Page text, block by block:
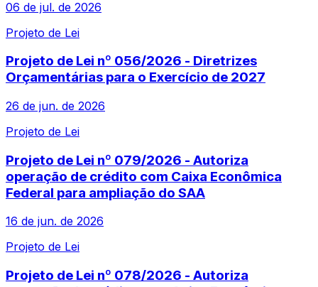
06 de jul. de 2026
Projeto de Lei
Projeto de Lei nº 056/2026 - Diretrizes
Orçamentárias para o Exercício de 2027
26 de jun. de 2026
Projeto de Lei
Projeto de Lei nº 079/2026 - Autoriza
operação de crédito com Caixa Econômica
Federal para ampliação do SAA
16 de jun. de 2026
Projeto de Lei
Projeto de Lei nº 078/2026 - Autoriza